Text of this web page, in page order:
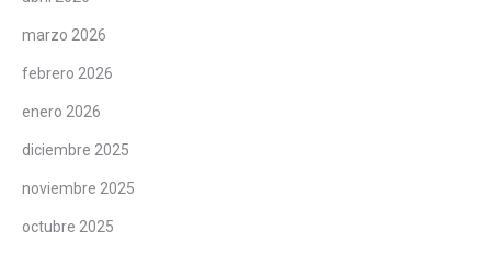
marzo 2026
febrero 2026
enero 2026
diciembre 2025
noviembre 2025
octubre 2025